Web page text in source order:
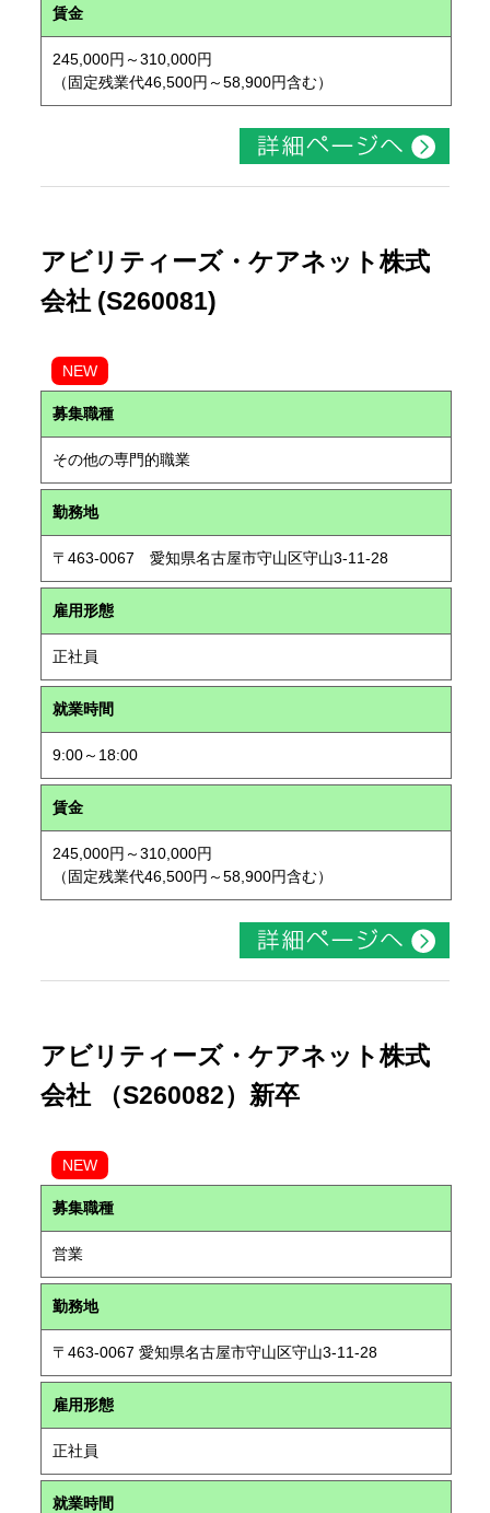
賃金
245,000円～310,000円
（固定残業代46,500円～58,900円含む）
アビリティーズ・ケアネット株式
会社 (S260081)
NEW
募集職種
その他の専門的職業
勤務地
〒463-0067 愛知県名古屋市守山区守山3-11-28
雇用形態
正社員
就業時間
9:00～18:00
賃金
245,000円～310,000円
（固定残業代46,500円～58,900円含む）
アビリティーズ・ケアネット株式
会社 （S260082）新卒
NEW
募集職種
営業
勤務地
〒463-0067 愛知県名古屋市守山区守山3-11-28
雇用形態
正社員
就業時間